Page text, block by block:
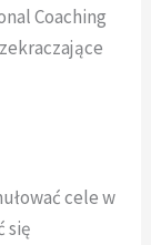
Coaching
cele w
się